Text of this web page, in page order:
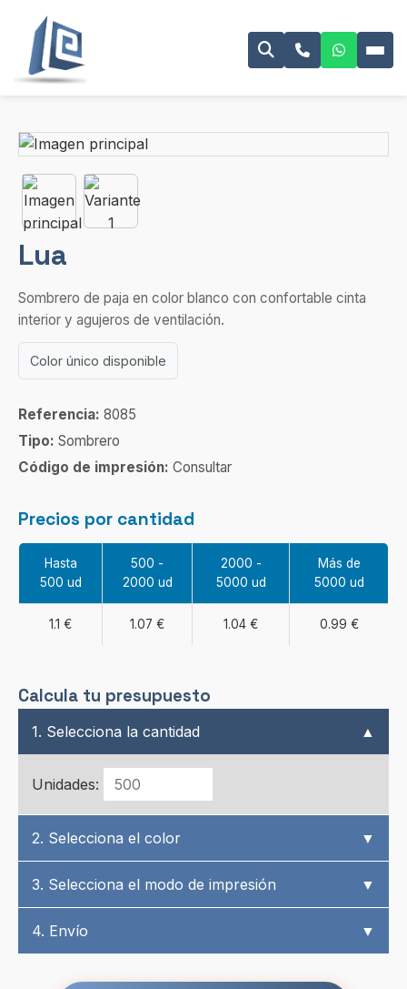
Lua
Sombrero de paja en color blanco con confortable cinta
interior y agujeros de ventilación.
Color único disponible
Referencia: 8085
Tipo: Sombrero
Código de impresión: Consultar
Precios por cantidad
Hasta
500 ud
500 -
2000 ud
2000 -
5000 ud
Más de
5000 ud
1.1 € 1.07 € 1.04 € 0.99 €
Calcula tu presupuesto
1. Selecciona la cantidad ▲
Unidades:
2. Selecciona el color ▼
3. Selecciona el modo de impresión ▼
4. Envío ▼